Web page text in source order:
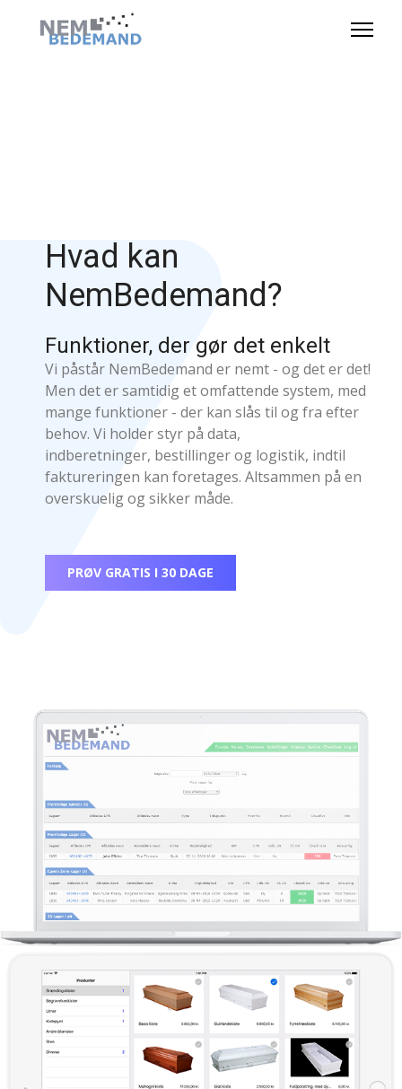
Hvad kan
NemBedemand?
Funktioner, der gør det enkelt
Vi påstår NemBedemand er nemt - og det er det!
Men det er samtidig et omfattende system, med
mange funktioner - der kan slås til og fra efter
behov. Vi holder styr på data,
indberetninger, bestillinger og logistik, indtil
faktureringen kan foretages. Altsammen på en
overskuelig og sikker måde.
PRØV GRATIS I 30 DAGE